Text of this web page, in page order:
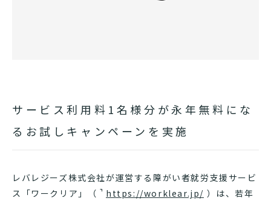
サービス利用料1名様分が永年無料にな
るお試しキャンペーンを実施
レバレジーズ株式会社が運営する障がい者就労支援サービ
ス「ワークリア」（
https://worklear.jp/ ）は、若年